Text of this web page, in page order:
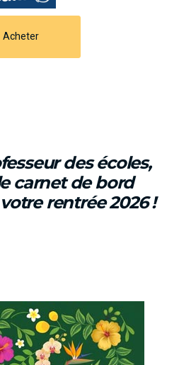
Acheter
des écoles,
carnet de bord
rentrée 2026 !